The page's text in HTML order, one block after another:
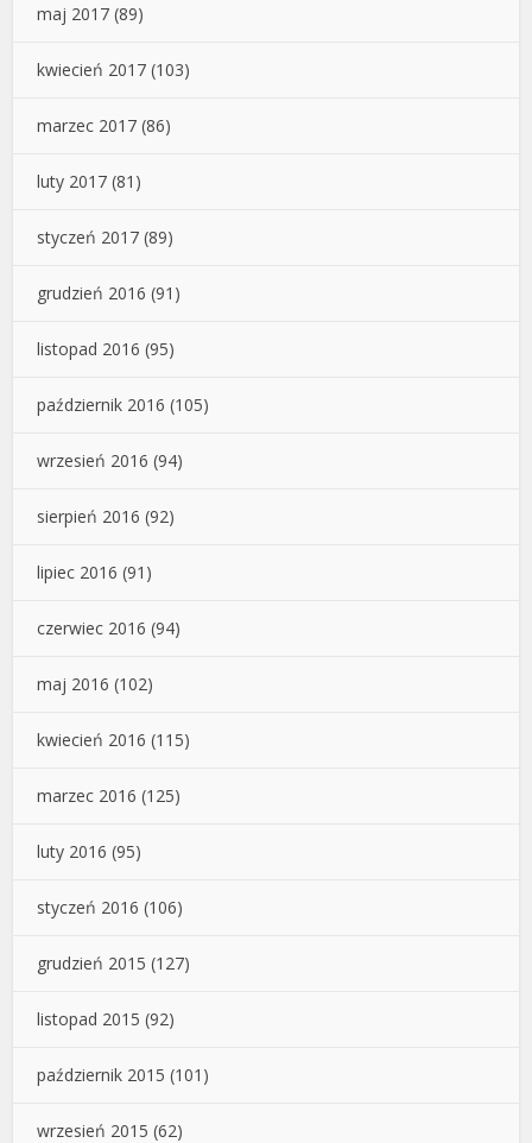
maj 2017 (89)
kwiecień 2017 (103)
marzec 2017 (86)
luty 2017 (81)
styczeń 2017 (89)
grudzień 2016 (91)
listopad 2016 (95)
październik 2016 (105)
wrzesień 2016 (94)
sierpień 2016 (92)
lipiec 2016 (91)
czerwiec 2016 (94)
maj 2016 (102)
kwiecień 2016 (115)
marzec 2016 (125)
luty 2016 (95)
styczeń 2016 (106)
grudzień 2015 (127)
listopad 2015 (92)
październik 2015 (101)
wrzesień 2015 (62)